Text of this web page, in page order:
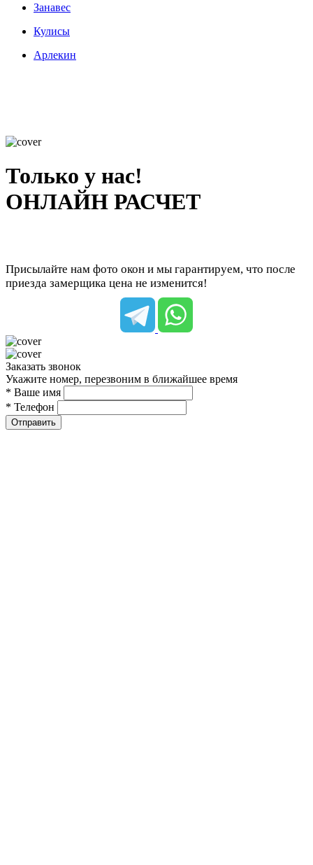
Занавес
Кулисы
Арлекин
Только у нас!
ОНЛАЙН РАСЧЕТ
Присылайте нам фото окон и мы гарантируем, что после
приезда замерщика цена не изменится!
Заказать звонок
Укажите номер, перезвоним в ближайшее время
* Ваше имя
* Телефон
Отправить